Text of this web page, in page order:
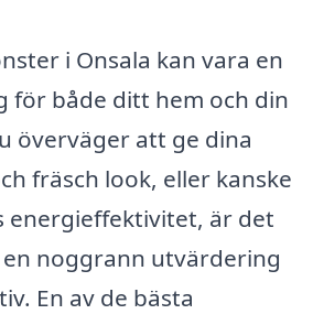
i Onsala kan vara en
för både ditt hem och din
överväger att ge dina
fräsch look, eller kanske
är det
noggrann utvärdering
En av de bästa